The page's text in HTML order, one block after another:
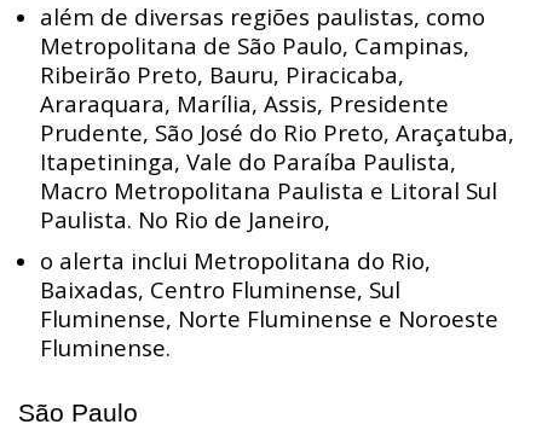
além de diversas regiões paulistas, como
Metropolitana de São Paulo, Campinas,
Ribeirão Preto, Bauru, Piracicaba,
Araraquara, Marília, Assis, Presidente
Prudente, São José do Rio Preto, Araçatuba,
Itapetininga, Vale do Paraíba Paulista,
Macro Metropolitana Paulista e Litoral Sul
Paulista. No Rio de Janeiro,
o alerta inclui Metropolitana do Rio,
Baixadas, Centro Fluminense, Sul
Fluminense, Norte Fluminense e Noroeste
Fluminense.
São Paulo